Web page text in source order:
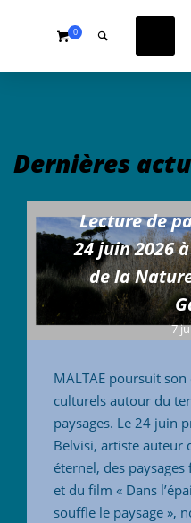
0
Dernières
Lecture de
24 juin 2026
de la
7
MALTAE poursuit
culturels autour du
paysages. Le 24 juin
Belvisi, artiste auteur
éternel, des
et du film « Dans
souffle le paysage »,